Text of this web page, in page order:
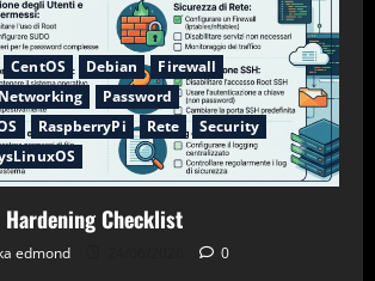
CentOS Debian
Firewall
Networking
Password
RaspberryPi Rete
Security
Checklist
edmond 0